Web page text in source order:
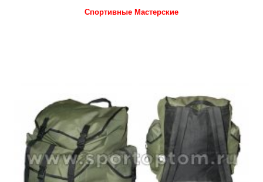
Спортивные Мастерские